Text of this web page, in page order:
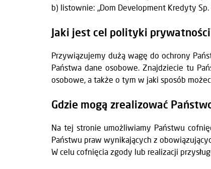
b) listownie: „Dom Development Kredyty Sp.
Jaki jest cel polityki
Przywiązujemy dużą wagę do ochrony
Państwa dane osobowe. Znajdziecie tu
osobowe, a także o tym w jaki sposób
Gdzie mogą zrealizować
Na tej stronie umożliwiamy Państwu
Państwu praw wynikających z
W celu cofnięcia zgody lub realizacji